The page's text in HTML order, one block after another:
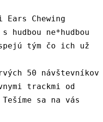
Ears
Chewing
s hudbou ne*hudbou
tým čo ich
už
50 návštevníkov
trackmi
od
Tešíme sa na
vás